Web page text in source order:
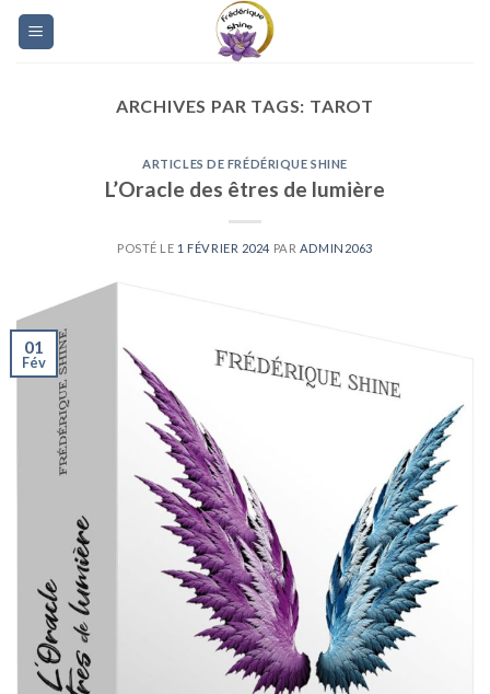
Skip
ARCHIVES PAR TAGS: TAROT
ARTICLES DE FRÉDÉRIQUE SHINE
L’Oracle des êtres de lumière
POSTÉ LE 1 FÉVRIER 2024 PAR ADMIN2063
01
Fév